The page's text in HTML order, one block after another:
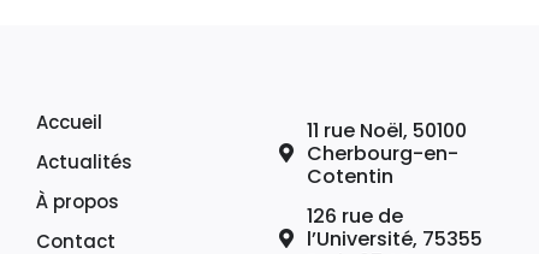
Accueil
Actualités
À propos
Contact
11 rue Noël, 50100
Cherbourg-en-
Cotentin
126 rue de
l’Université, 75355